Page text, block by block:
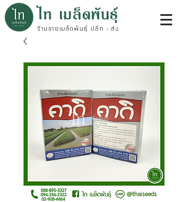
ไท เมล็ดพันธุ์
ร้านขายเมล็ดพันธุ์ ปลีก - ส่ง